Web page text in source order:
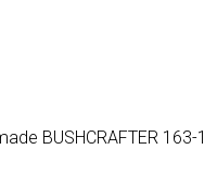
BUSHCRAFTER 163-1